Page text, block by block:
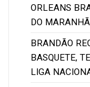
ORLEANS
DO
BRANDÃO
BASQUETE,
LIGA